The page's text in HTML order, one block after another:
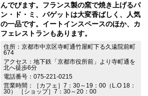
んでびます。フランス製の窯で焼き上げるパ
ン・ド・ミ、バゲットは大変香ばしく、人気
の一品です。イートインスペースのほか、カ
フェレストランもあります。
住所：京都市中京区寺町通竹屋町下る久遠院前町
674
アクセス：地下鉄「京都市役所前」より寺町通を
北へ徒歩6分
電話番号：075-221-0215
営業時間：［カフェ］7：30～19：00（L.O 18：
30） ［ショップ］7：30～20：00